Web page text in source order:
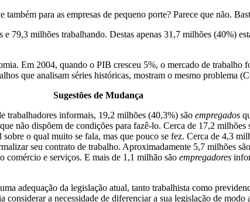
para as empresas de pequeno porte? Parece que não.
79,3 milhões trabalhando. Destas apenas 31,7 milhões (40%)
Em 2004, quando o PIB cresceu 5%, o mercado de trabalho
que analisam séries históricas, mostram o mesmo problema
Sugestões de Mudança
trabalhadores informais, 19,2 milhões (40,3%) são empregados
não dispõem de condições para fazê-lo. Cerca de 17,2 milhões
o qual muito se fala, mas que pouco se fez. Cerca de 4,3
seu contrato de trabalho. Aproximadamente 5,7 milhões
comércio e serviços. E mais de 1,1 milhão são empregadores
adequação da legislação atual, tanto trabalhista como
a necessidade de diferenciar a sua legislação de